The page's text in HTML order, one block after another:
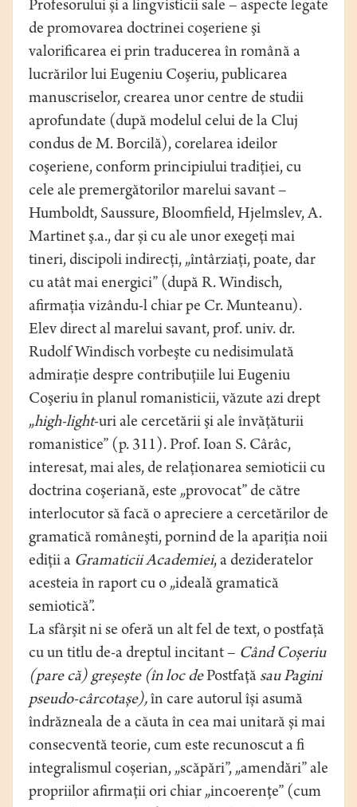
Profesorului și a lingvisticii sale – aspecte legate
de promovarea doctrinei coşeriene şi
valorificarea ei prin traducerea în română a
lucrărilor lui Eugeniu Coşeriu, publicarea
manuscriselor, crearea unor centre de studii
aprofundate (după modelul celui de la Cluj
condus de M. Borcilă), corelarea ideilor
coşeriene, conform principiului tradiţiei, cu
cele ale premergătorilor marelui savant –
Humboldt, Saussure, Bloomfield, Hjelmslev, A.
Martinet ş.a., dar și cu ale unor exegeți mai
tineri, discipoli indirecți, „întârziați, poate, dar
cu atât mai energici” (după R. Windisch,
afirmația vizându-l chiar pe Cr. Munteanu).
Elev direct al marelui savant, prof. univ. dr.
Rudolf Windisch vorbeşte cu nedisimulată
admiraţie despre contribuţiile lui Eugeniu
Coşeriu în planul romanisticii, văzute azi drept
„high-light-uri ale cercetării şi ale învăţăturii
romanistice” (p. 311). Prof. Ioan S. Cârâc,
interesat, mai ales, de relaţionarea semioticii cu
doctrina coşeriană, este „provocat” de către
interlocutor să facă o apreciere a cercetărilor de
gramatică româneşti, pornind de la apariţia noii
ediţii a Gramaticii Academiei, a dezideratelor
acesteia în raport cu o „ideală gramatică
semiotică”.
La sfârşit ni se oferă un alt fel de text, o postfaţă
cu un titlu de-a dreptul incitant – Când Coșeriu
(pare că) greșește (în loc dePostfață sau Pagini
pseudo-cârcotașe),în care autorul își asumă
îndrăzneala de a căuta în cea mai unitară și mai
consecventă teorie, cum este recunoscut a fi
integralismul coșerian, „scăpări”, „amendări” ale
propriilor afirmații ori chiar „incoerențe” (cum